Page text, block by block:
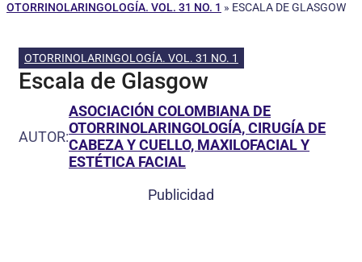
OTORRINOLARINGOLOGÍA. VOL. 31 NO. 1 » ESCALA DE GLASGOW
OTORRINOLARINGOLOGÍA. VOL. 31 NO. 1
Escala de Glasgow
AUTOR:
ASOCIACIÓN COLOMBIANA DE
OTORRINOLARINGOLOGÍA, CIRUGÍA DE
CABEZA Y CUELLO, MAXILOFACIAL Y
ESTÉTICA FACIAL
Publicidad